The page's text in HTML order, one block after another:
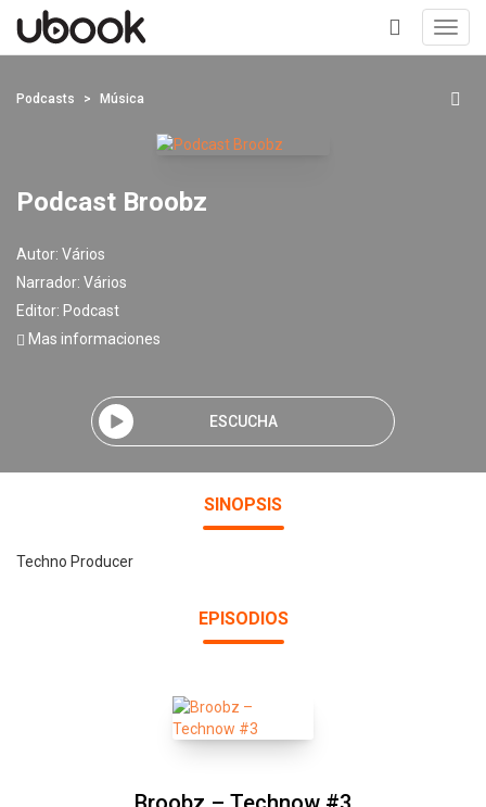
+
Podcasts Música
Podcast Broobz
Autor: Vários
Narrador: Vários
Editor: Podcast
Mas informaciones
ESCUCHA
SINOPSIS
Techno Producer
EPISODIOS